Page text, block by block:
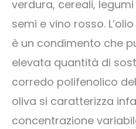
verdura, cereali,
semi e vino rosso.
è un condimento che
elevata quantità di
corredo polifenolico
oliva si caratterizza
concentrazione